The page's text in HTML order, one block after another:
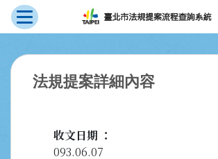
跳到主要內容
展開選單
法規提案詳細內容
收文日期
093.06.07